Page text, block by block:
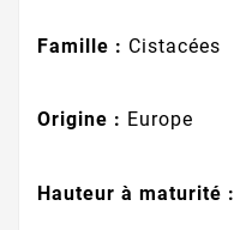
Famille : Cistacées
Origine : Europe
Hauteur à maturité :